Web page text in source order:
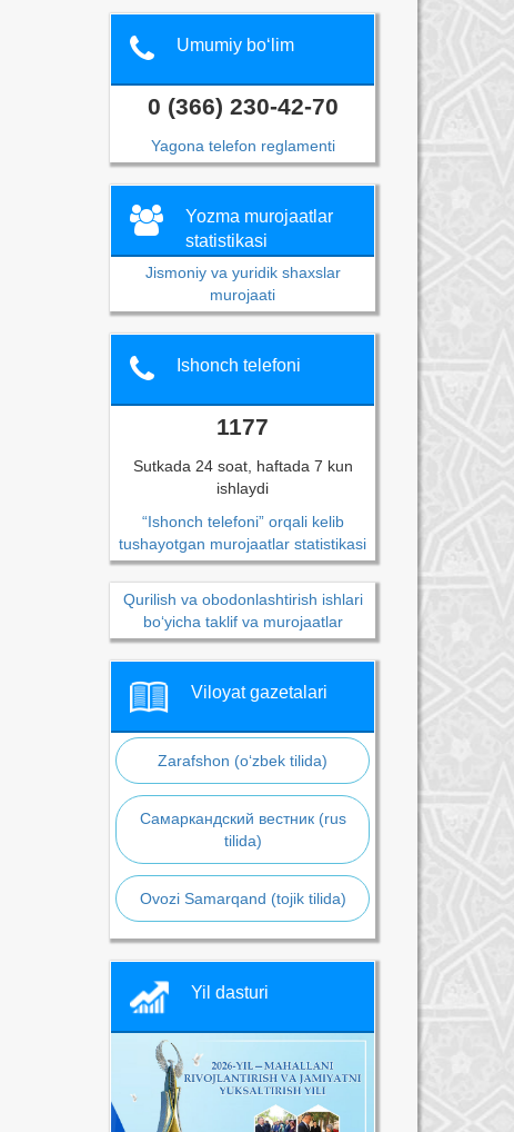
Umumiy bo‘lim
0 (366) 230-42-70
Yagona telefon reglamenti
Yozma murojaatlar
statistikasi
Jismoniy va yuridik shaxslar
murojaati
Ishonch telefoni
1177
Sutkada 24 soat, haftada 7 kun
ishlaydi
“Ishonch telefoni” orqali kelib
tushayotgan murojaatlar statistikasi
Qurilish va obodonlashtirish ishlari
bo‘yicha taklif va murojaatlar
Viloyat gazetalari
Zarafshon (o‘zbek tilida)
Самаркандский вестник (rus
tilida)
Ovozi Samarqand (tojik tilida)
Yil dasturi